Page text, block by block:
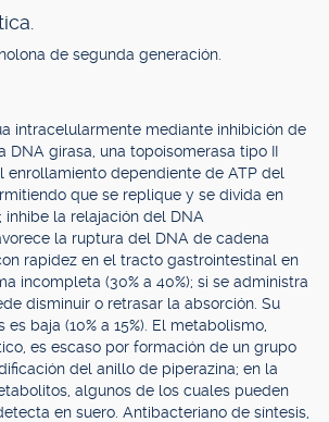
de segunda generación.
intracelularmente mediante inhibición de
DNA girasa, una topoisomerasa tipo II
enrollamiento dependiente de ATP del
que se replique y se divida en
inhibe la relajación del DNA
la ruptura del DNA de cadena
rapidez en el tracto gastrointestinal en
incompleta (30% a 40%); si se administra
disminuir o retrasar la absorción. Su
baja (10% a 15%). El metabolismo,
es escaso por formación de un grupo
del anillo de piperazina; en la
algunos de los cuales pueden
en suero. Antibacteriano de síntesis,